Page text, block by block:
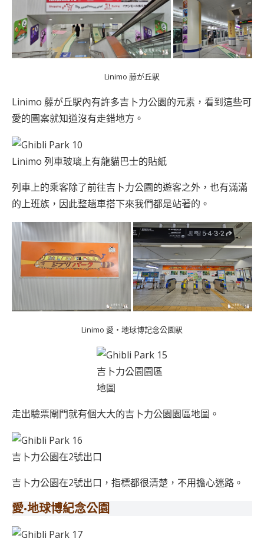
Linimo 藤が丘駅
Linimo 藤が丘駅內有許多吉卜力公園的元素，看到這些可
愛的圖案就知道沒有走錯地方。
Linimo 列車玻璃上有龍貓巴士的貼紙
列車上的乘客除了前往吉卜力公園的遊客之外，也有滿滿
的上班族，因此整趟車搭下來我們都是站著的。
Linimo 愛・地球博記念公園駅
吉卜力公園園區
地圖
走出驗票閘門就有個大大的吉卜力公園園區地圖。
吉卜力公園在2號出口
吉卜力公園在2號出口，指標都很清楚，不用擔心迷路。
愛·地球博紀念公園